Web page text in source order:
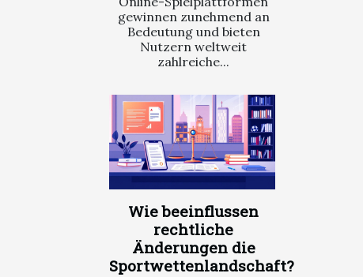
gewinnen zunehmend an
Bedeutung und bieten
Nutzern weltweit
zahlreiche...
Wie beeinflussen
rechtliche
Änderungen die
Sportwettenlandschaft?